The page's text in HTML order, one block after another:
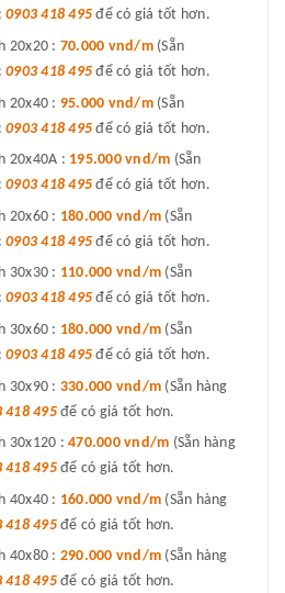
0903 418 495 để có giá tốt hơn.
20x20 : 70.000 vnd/m (Sẵn
0903 418 495 để có giá tốt hơn.
20x40 : 95.000 vnd/m (Sẵn
0903 418 495 để có giá tốt hơn.
20x40A : 195.000 vnd/m (Sẵn
0903 418 495 để có giá tốt hơn.
20x60 : 180.000 vnd/m (Sẵn
0903 418 495 để có giá tốt hơn.
30x30 : 110.000 vnd/m (Sẵn
0903 418 495để có giá tốt hơn.
30x60 : 180.000 vnd/m (Sẵn
0903 418 495 để có giá tốt hơn.
30x90 : 330.000 vnd/m (Sẵn hàng
418 495 để có giá tốt hơn.
30x120 : 470.000 vnd/m (Sẵn hàng
418 495để có giá tốt hơn.
40x40 : 160.000 vnd/m (Sẵn hàng
418 495để có giá tốt hơn.
40x80 : 290.000 vnd/m (Sẵn hàng
418 495để có giá tốt hơn.